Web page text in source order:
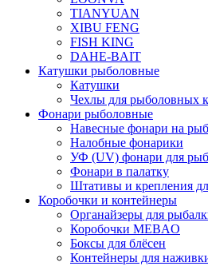
TIANYUAN
XIBU FENG
FISH KING
DAHE-BAIT
Катушки рыболовные
Катушки
Чехлы для рыболовных
Фонари рыболовные
Навесные фонари на
Налобные фонарики
УФ (UV) фонари для
Фонари в палатку
Штативы и крепления
Коробочки и контейнеры
Органайзеры для
Коробочки MEBAO
Боксы для блёсен
Контейнеры для